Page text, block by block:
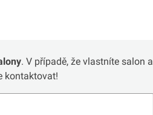
. V případě, že vlastníte salon a
kontaktovat!